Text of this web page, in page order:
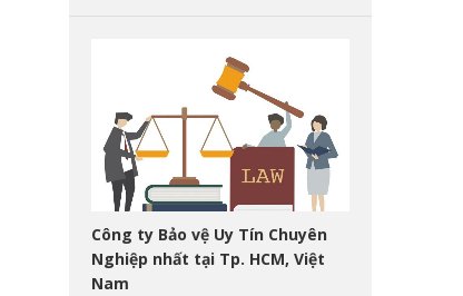
Công ty Bảo vệ Uy Tín Chuyên
Nghiệp nhất tại Tp. HCM, Việt
Nam